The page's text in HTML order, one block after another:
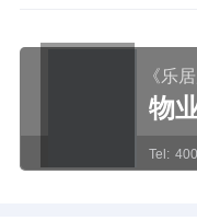
《乐
物
Tel: